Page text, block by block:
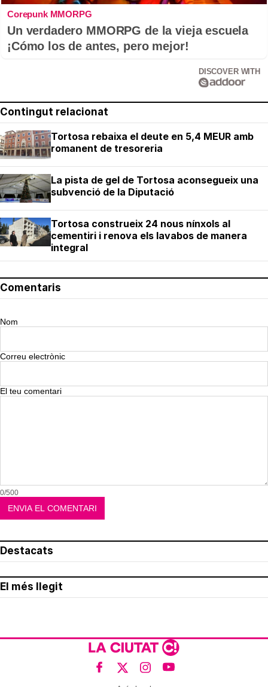
Corepunk MMORPG
Un verdadero MMORPG de la vieja escuela
¡Cómo los de antes, pero mejor!
DISCOVER WITH
Contingut relacionat
Tortosa rebaixa el deute en 5,4 MEUR amb
romanent de tresoreria
La pista de gel de Tortosa aconsegueix una
subvenció de la Diputació
Tortosa construeix 24 nous nínxols al
cementiri i renova els lavabos de manera
integral
Comentaris
Nom
Correu electrònic
El teu comentari
0/500
Destacats
El més llegit